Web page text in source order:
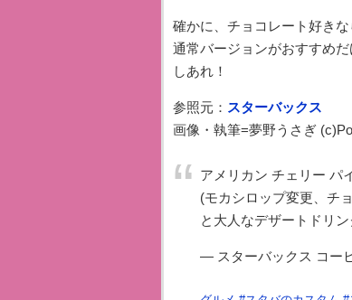
確かに、チョコレート好き
通常バージョンがおすすめ
しあれ！
参照元： スターバックス
画像・執筆=夢野うさぎ
アメリカン チェリー パ
(モカシロップ変更、チ
と大人なデザートドリン
— スターバックス コー